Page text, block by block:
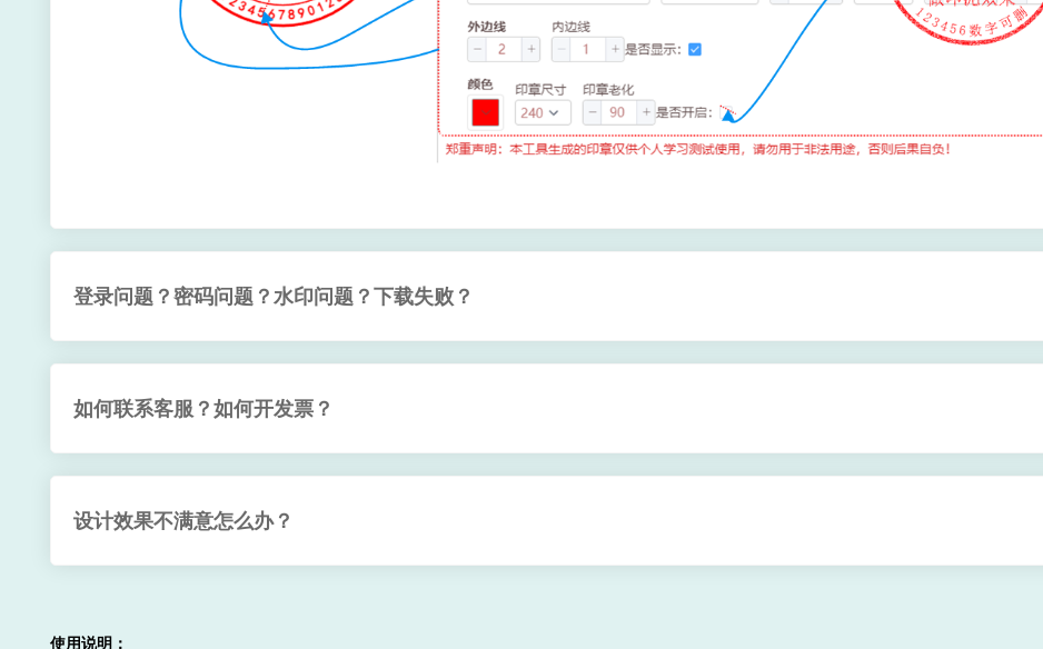
登录问题？密码问题？水印问题？下载失败？
如何联系客服？如何开发票？
设计效果不满意怎么办？
使用说明：